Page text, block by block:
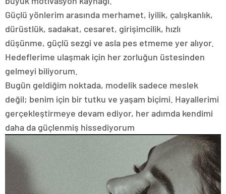
Güçlü yönlerim arasında merhamet, iyilik, çalışkanlık,
dürüstlük, sadakat, cesaret, girişimcilik, hızlı
düşünme, güçlü sezgi ve asla pes etmeme yer alıyor.
Hedeflerime ulaşmak için her zorluğun üstesinden
gelmeyi biliyorum.
Bugün geldiğim noktada, modelik sadece meslek
değil; benim için bir tutku ve yaşam biçimi. Hayallerimi
gerçekleştirmeye devam ediyor, her adımda kendimi
daha da güçlenmiş hissediyorum